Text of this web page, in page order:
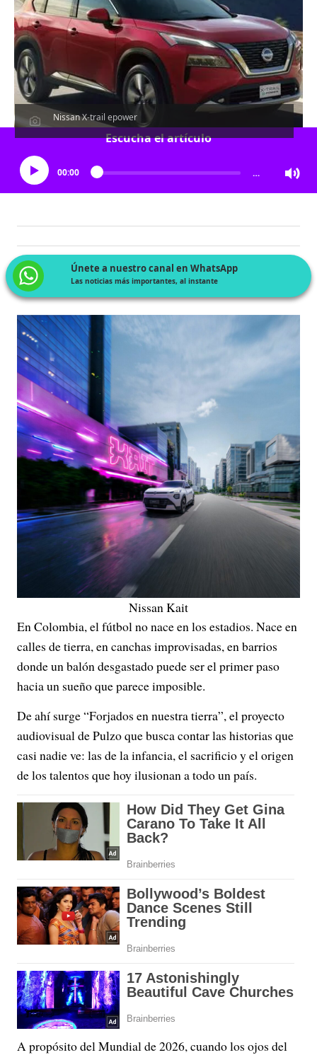
Nissan X-trail epower
Escucha el artículo
00:00 …
Únete a nuestro canal en WhatsApp
Las noticias más importantes, al instante
Nissan Kait
En Colombia, el fútbol no nace en los estadios. Nace en
calles de tierra, en canchas improvisadas, en barrios
donde un balón desgastado puede ser el primer paso
hacia un sueño que parece imposible.
De ahí surge “Forjados en nuestra tierra”, el proyecto
audiovisual de Pulzo que busca contar las historias que
casi nadie ve: las de la infancia, el sacrificio y el origen
de los talentos que hoy ilusionan a todo un país.
A propósito del Mundial de 2026, cuando los ojos del